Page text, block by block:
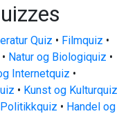
Quiz • Filmquiz •
• Natur og Biologiquiz •
Internetquiz •
• Kunst og Kulturquiz
Politikkquiz • Handel og